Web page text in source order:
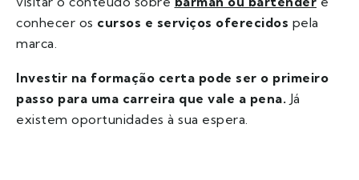
conhecer os cursos e serviços oferecidos pela
marca.
Investir na formação certa pode ser o primeiro
passo para uma carreira que vale a pena. Já
existem oportunidades à sua espera.